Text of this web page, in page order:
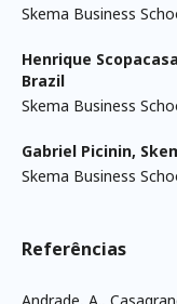
Skema Business
Henrique
Brazil
Skema Business
Gabriel Picinin,
Skema Business
Referências